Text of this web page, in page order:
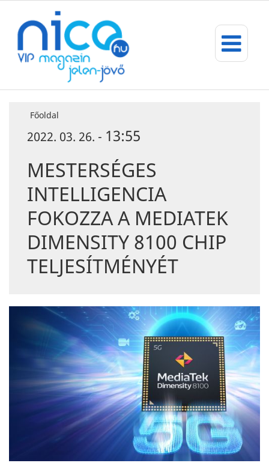
Főoldal
2022. 03. 26. - 13:55
MESTERSÉGES
INTELLIGENCIA
FOKOZZA A MEDIATEK
DIMENSITY 8100 CHIP
TELJESÍTMÉNYÉT